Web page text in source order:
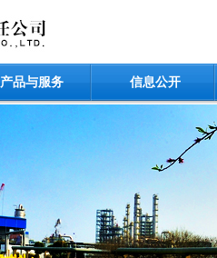
产品与服务 信息公开